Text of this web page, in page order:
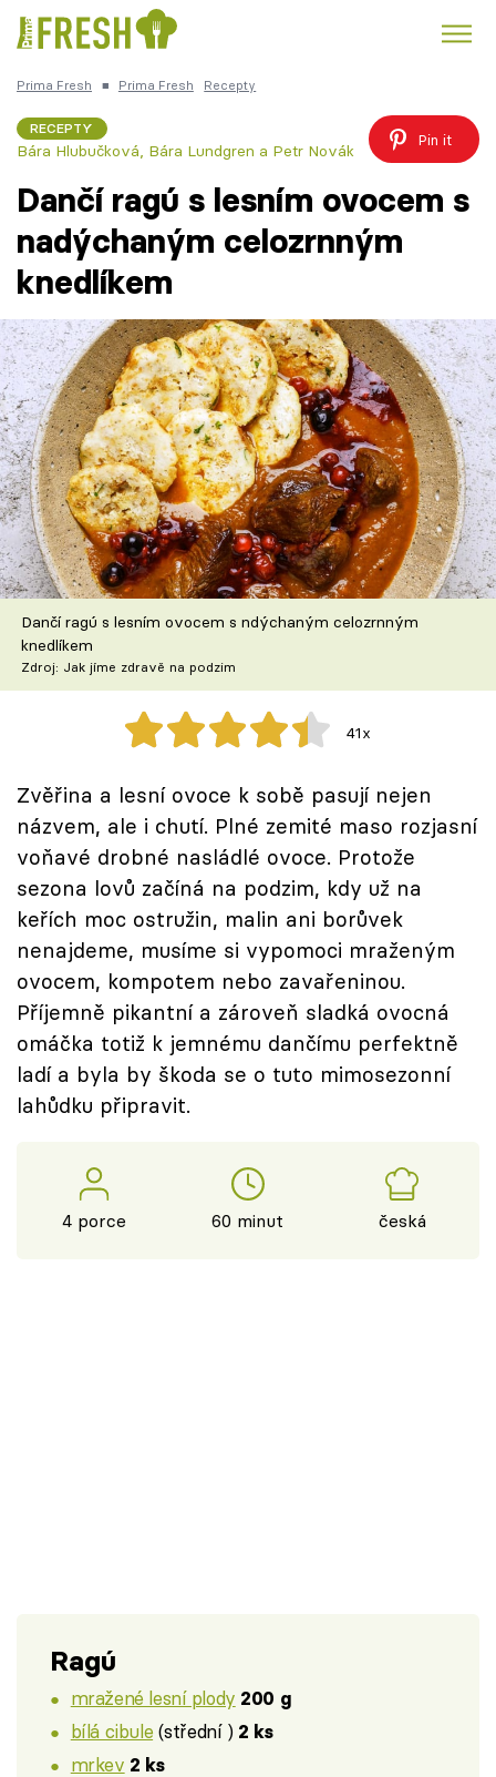
Česká kuchyně Čokoláda
Témata
Recepty
Články
TV Program
Škola vaření
Recepty z TV
Speciál: Cuketa
Těhotnej kuchař
Sledujte prima+
Přihlášení
Sledujte nás
Prima Fresh ■ Prima Fresh Recepty
RECEPTY
Bára Hlubučková, Bára Lundgren a Petr Novák
Pin it
Dančí ragú s lesním ovocem s
nadýchaným celozrnným
knedlíkem
Dančí ragú s lesním ovocem s ndýchaným celozrnným
knedlíkem
Zdroj: Jak jíme zdravě na podzim
41x
Zvěřina a lesní ovoce k sobě pasují nejen
názvem, ale i chutí. Plné zemité maso rozjasní
voňavé drobné nasládlé ovoce. Protože
sezona lovů začíná na podzim, kdy už na
keřích moc ostružin, malin ani borůvek
nenajdeme, musíme si vypomoci mraženým
ovocem, kompotem nebo zavařeninou.
Příjemně pikantní a zároveň sladká ovocná
omáčka totiž k jemnému dančímu perfektně
ladí a byla by škoda se o tuto mimosezonní
lahůdku připravit.
4 porce 60 minut česká
Ragú
mražené lesní plody 200 g
bílá cibule (střední ) 2 ks
mrkev 2 ks